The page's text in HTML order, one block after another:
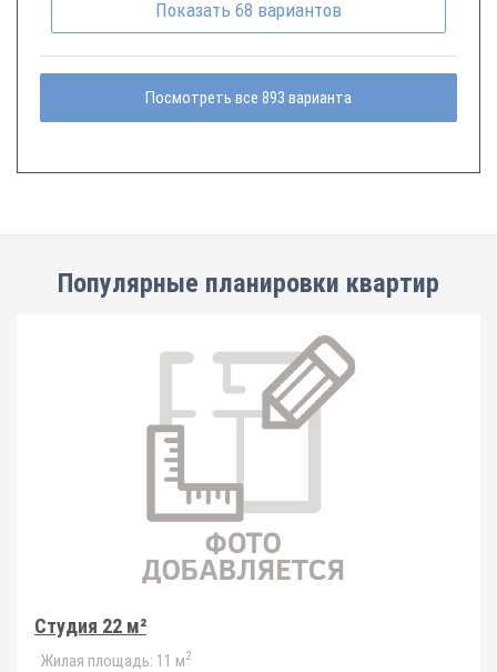
Показать 68 вариантов
Посмотреть все 893 варианта
Популярные планировки квартир
Студия 22 м²
Жилая площадь: 11 м2